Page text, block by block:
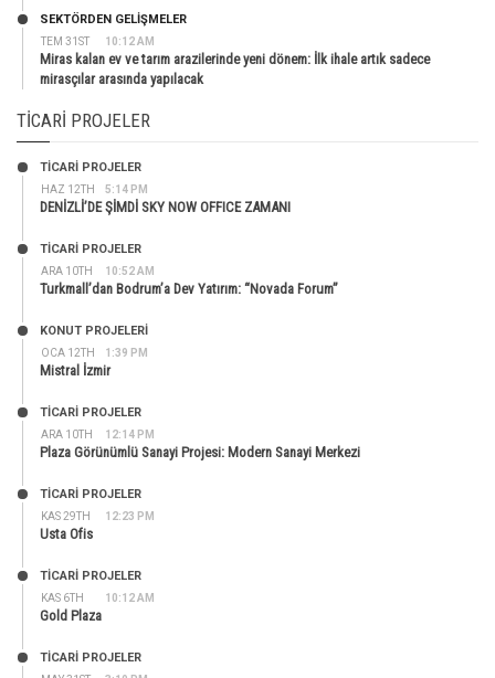
TEM 31ST 10:12 AM
SEKTÖRDEN GELIŞMELER
Miras kalan ev ve tarım arazilerinde yeni dönem: İlk ihale artık sadece
mirasçılar arasında yapılacak
TICARI PROJELER
HAZ 12TH 5:14 PM
TİCARİ PROJELER
DENİZLİ’DE ŞİMDİ SKY NOW OFFICE ZAMANI
ARA 10TH 10:52 AM
TİCARİ PROJELER
Turkmall’dan Bodrum’a Dev Yatırım: “Novada Forum”
OCA 12TH 1:39 PM
KONUT PROJELERI
Mistral İzmir
ARA 10TH 12:14 PM
TİCARİ PROJELER
Plaza Görünümlü Sanayi Projesi: Modern Sanayi Merkezi
KAS 29TH 12:23 PM
TİCARİ PROJELER
Usta Ofis
KAS 6TH 10:12 AM
TİCARİ PROJELER
Gold Plaza
TİCARİ PROJELER